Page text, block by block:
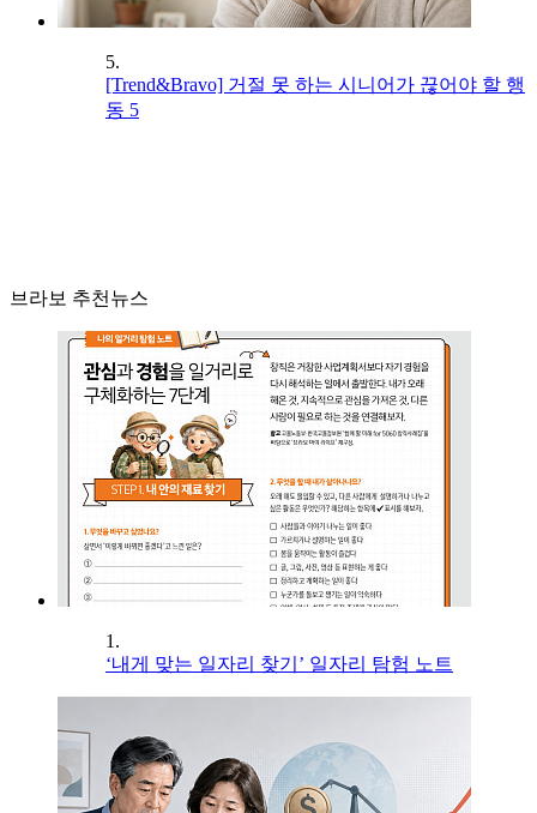
5.
[Trend&Bravo] 거절 못 하는 시니어가 끊어야 할 행
동 5
브라보 추천뉴스
1.
‘내게 맞는 일자리 찾기’ 일자리 탐험 노트